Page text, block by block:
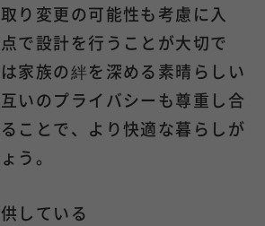
り変更の可能性も考慮に入
で設計を行うことが大切で
家族の絆を深める素晴らしい
いのプライバシーも尊重し合
ことで、より快適な暮らしが
う。
している